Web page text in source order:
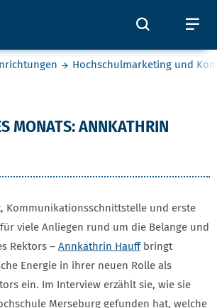
Öffnet
Hochschulmarketing und
MONATS: ANNKATHRIN
Kommunikationsschnittstelle und erste
viele Anliegen rund um die Belange und
Rektors – Annkathrin Hauffbringt
Energie in ihrer neuen Rolle als
ein. Im Interview erzählt sie, wie sie
Merseburg gefunden hat, welche